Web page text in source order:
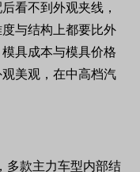
看不到外观夹线，
与结构上都要比外
具成本与模具价格
美观，在中高档汽